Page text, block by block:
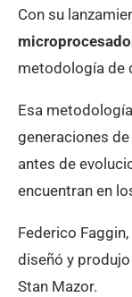
Con su
metodología de
Esa
generaciones
antes de
encuentran en
Federico
diseñó y
Stan Mazor.